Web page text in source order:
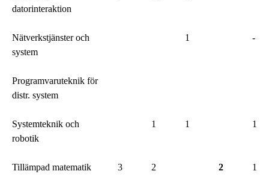
datorinteraktion
Nätverkstjänster och
system
1 -
Programvaruteknik för
distr. system
Systemteknik och
robotik
1 1 1
Tillämpad matematik 3 2 2 1